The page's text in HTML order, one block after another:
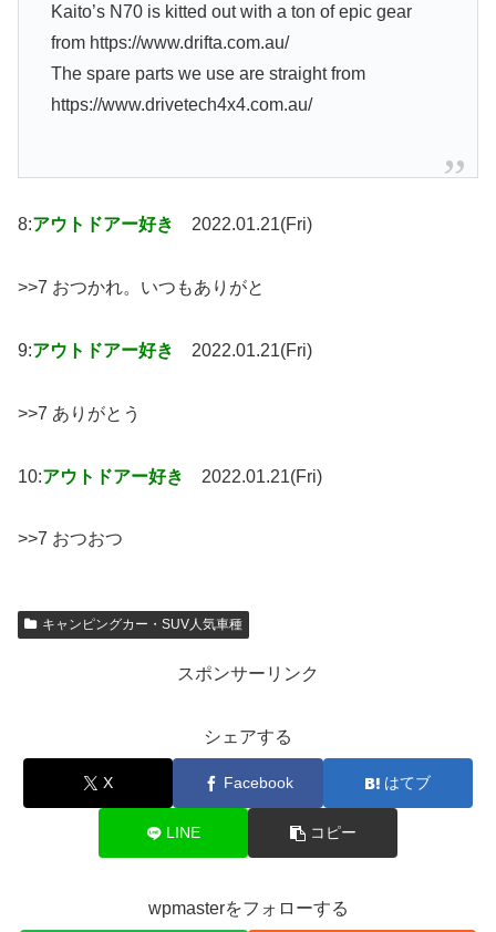
Kaito’s N70 is kitted out with a ton of epic gear
from https://www.drifta.com.au/
The spare parts we use are straight from
https://www.drivetech4x4.com.au/
8:アウトドアー好き 2022.01.21(Fri)
>>7 おつかれ。いつもありがと
9:アウトドアー好き 2022.01.21(Fri)
>>7 ありがとう
10:アウトドアー好き 2022.01.21(Fri)
>>7 おつおつ
キャンピングカー・SUV人気車種
スポンサーリンク
シェアする
X Facebook はてブ
LINE コピー
wpmasterをフォローする